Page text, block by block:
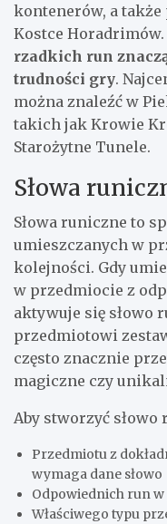
kontenerów, a
Kostce Horadrimów.
rzadkich run
trudności gry.
można znaleźć w
takich jak Krowie
Starożytne Tunele.
Słowa
Słowa runiczne to
umieszczanych w
kolejności. Gdy
w przedmiocie z
aktywuje się słowo
przedmiotowi
często znacznie
magiczne czy
Aby stworzyć
Przedmiotu z
wymaga dane słowo
Odpowiednich run
Właściwego typu